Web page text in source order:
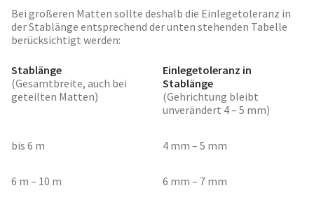
Bei größeren Matten sollte deshalb die Einlegetoleranz in
der Stablänge entsprechend der unten stehenden Tabelle
berücksichtigt werden:
Stablänge
(Gesamtbreite, auch bei
geteilten Matten)
Einlegetoleranz in
Stablänge
(Gehrichtung bleibt
unverändert 4 – 5 mm)
bis 6 m 4 mm – 5 mm
6 m – 10 m 6 mm – 7 mm